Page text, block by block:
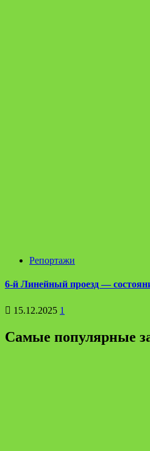
Репортажи
6-й Линейный проезд —
15.12.2025 1
Самые популярные